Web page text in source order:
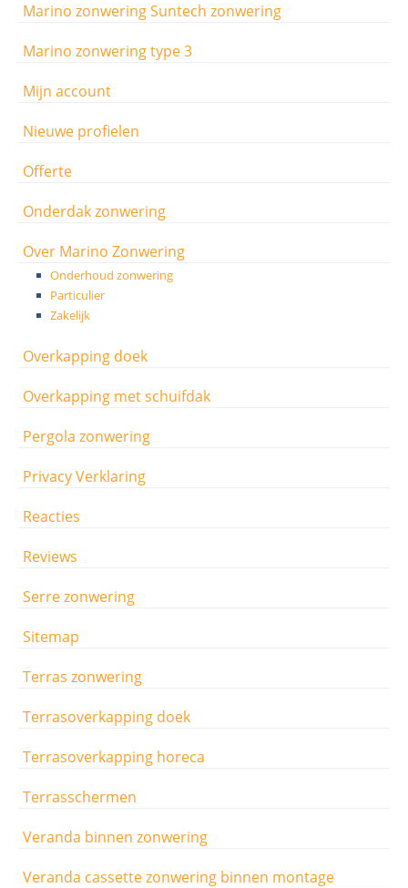
Marino zonwering Suntech zonwering
Marino zonwering type 3
Mijn account
Nieuwe profielen
Offerte
Onderdak zonwering
Over Marino Zonwering
Onderhoud zonwering
Particulier
Zakelijk
Overkapping doek
Overkapping met schuifdak
Pergola zonwering
Privacy Verklaring
Reacties
Reviews
Serre zonwering
Sitemap
Terras zonwering
Terrasoverkapping doek
Terrasoverkapping horeca
Terrasschermen
Veranda binnen zonwering
Veranda cassette zonwering binnen montage